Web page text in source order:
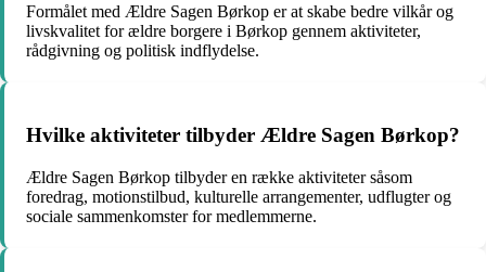
Formålet med Ældre Sagen Børkop er at skabe bedre vilkår og
livskvalitet for ældre borgere i Børkop gennem aktiviteter,
rådgivning og politisk indflydelse.
Hvilke aktiviteter tilbyder Ældre Sagen Børkop?
Ældre Sagen Børkop tilbyder en række aktiviteter såsom
foredrag, motionstilbud, kulturelle arrangementer, udflugter og
sociale sammenkomster for medlemmerne.